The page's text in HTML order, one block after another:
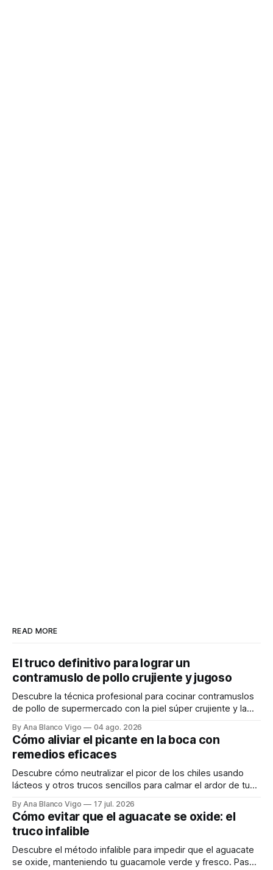
READ MORE
El truco definitivo para lograr un
contramuslo de pollo crujiente y jugoso
Descubre la técnica profesional para cocinar contramuslos
de pollo de supermercado con la piel súper crujiente y la
By Ana Blanco Vigo 04 ago. 2026
Cómo aliviar el picante en la boca con
remedios eficaces
Descubre cómo neutralizar el picor de los chiles usando
lácteos y otros trucos sencillos para calmar el ardor de tu
By Ana Blanco Vigo 17 jul. 2026
Cómo evitar que el aguacate se oxide: el
truco infalible
Descubre el método infalible para impedir que el aguacate
se oxide, manteniendo tu guacamole verde y fresco. Paso